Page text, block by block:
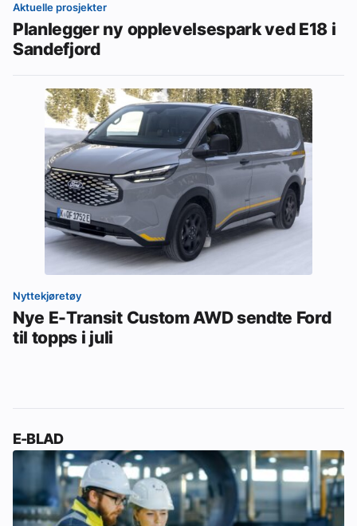
Aktuelle prosjekter
Planlegger ny opplevelsespark ved E18 i
Sandefjord
Nyttekjøretøy
Nye E-Transit Custom AWD sendte Ford
til topps i juli
E-BLAD